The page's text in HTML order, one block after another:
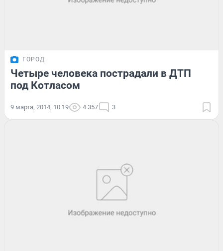
ГОРОД
Четыре человека пострадали в ДТП
под Котласом
9 марта, 2014, 10:19 4 357 3